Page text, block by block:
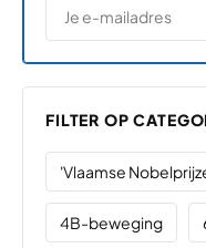
FILTER OP
'Vlaamse
4B-beweging